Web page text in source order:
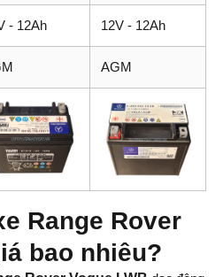
- 12Ah 12V - 12Ah
AGM
Range Rover
bao nhiêu?